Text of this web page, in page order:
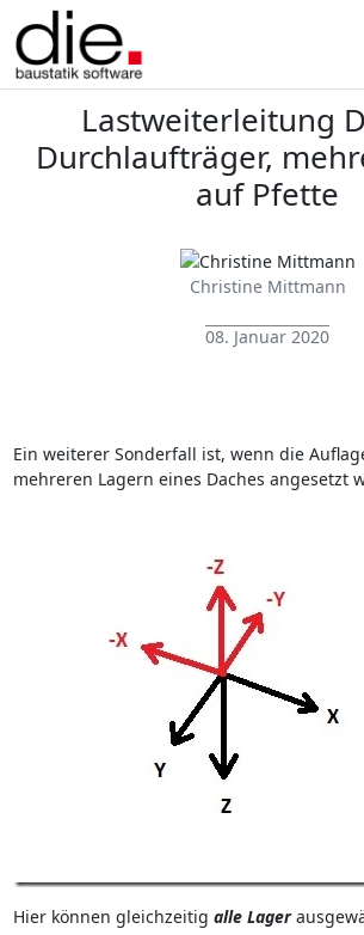
Lastweiterleitung
Durchlaufträger,
auf Pfette
Christine Mittmann
08. Januar 2020
Ein weiterer Sonderfall ist, wenn die
mehreren Lagern eines Daches angesetzt
Hier können gleichzeitig alle Lager